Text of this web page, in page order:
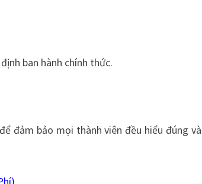
ban hành chính thức.
đảm bảo mọi thành viên đều hiểu đúng và